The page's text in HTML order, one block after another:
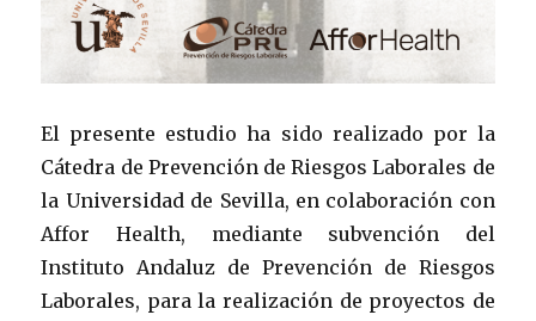
El presente estudio ha sido realizado por la
Cátedra de Prevención de Riesgos Laborales de
la Universidad de Sevilla, en colaboración con
Affor Health, mediante subvención del
Instituto Andaluz de Prevención de Riesgos
Laborales, para la realización de proyectos de